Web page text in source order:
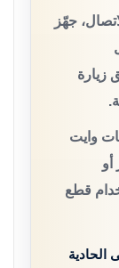
جهّز
زيارة
وايت
أو
قطع
الحادية